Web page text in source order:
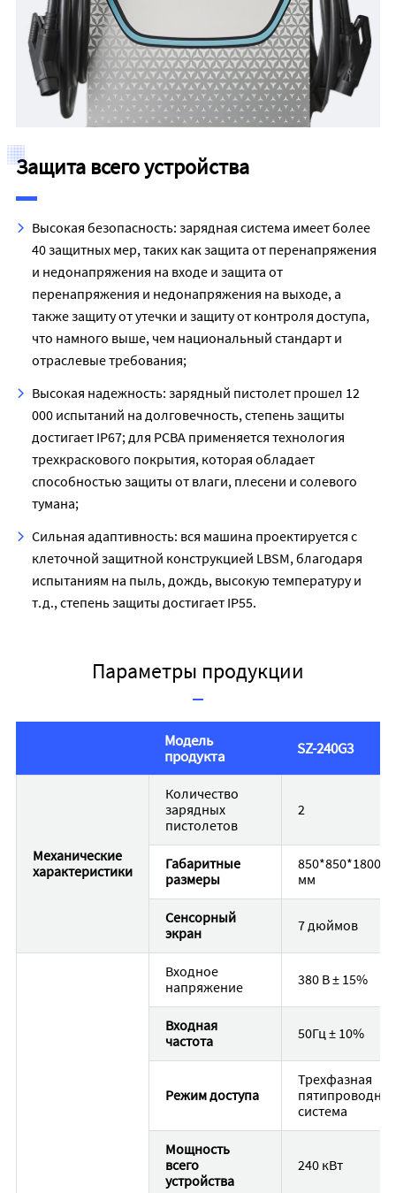
Защита всего устройства
Высокая безопасность: зарядная система имеет более
40 защитных мер, таких как защита от перенапряжения
и недонапряжения на входе и защита от
перенапряжения и недонапряжения на выходе, а
также защиту от утечки и защиту от контроля доступа,
что намного выше, чем национальный стандарт и
отраслевые требования;
Высокая надежность: зарядный пистолет прошел 12
000 испытаний на долговечность, степень защиты
достигает IP67; для PCBA применяется технология
трехкраскового покрытия, которая обладает
способностью защиты от влаги, плесени и солевого
тумана;
Сильная адаптивность: вся машина проектируется с
клеточной защитной конструкцией LBSM, благодаря
испытаниям на пыль, дождь, высокую температуру и
т.д., степень защиты достигает IP55.
Параметры продукции
Модель
продукта
SZ-240G3
Механические
характеристики
Количество
зарядных
пистолетов
2
Габаритные
размеры
850*850*1800
мм
Сенсорный
экран
7 дюймов
Входное
напряжение
380 В ± 15%
Входная
частота
50Гц ± 10%
Режим доступа
Трехфазная
пятипроводная
система
Мощность
всего
устройства
240 кВт